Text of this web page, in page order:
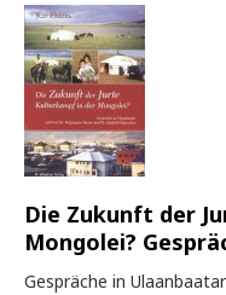
Die Zukunft der
Mongolei?
Gespräche in